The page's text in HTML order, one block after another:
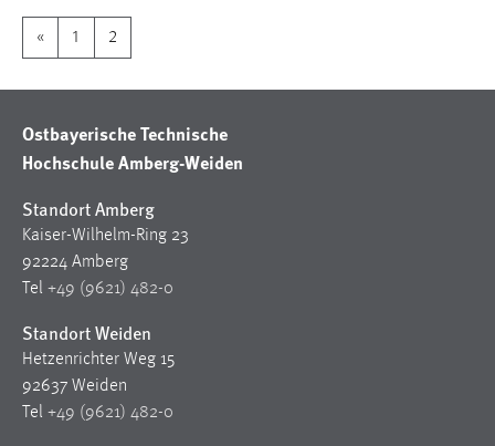
« 1 2
Ostbayerische Technische
Hochschule Amberg-Weiden
Standort Amberg
Kaiser-Wilhelm-Ring 23
92224 Amberg
Tel +49 (9621) 482-0
Standort Weiden
Hetzenrichter Weg 15
92637 Weiden
Tel +49 (9621) 482-0
Performance
Zweck:
Für performante Seitenauslieferung wird in diesem Cookie
Sprachpräferenz
Name:
Zweck:
Das Cookie speichert die gewählte Sprache der Website.